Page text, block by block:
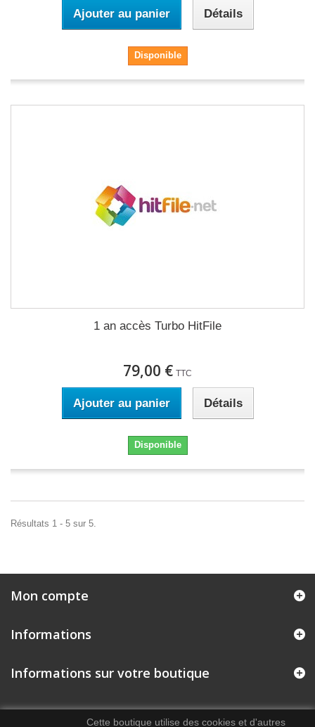
Ajouter au panier Détails
Disponible
1 an accès Turbo HitFile
79,00 € TTC
Ajouter au panier Détails
Disponible
Résultats 1 - 5 sur 5.
Mon compte
Informations
Informations sur votre boutique
Cette boutique utilise des cookies et d'autres